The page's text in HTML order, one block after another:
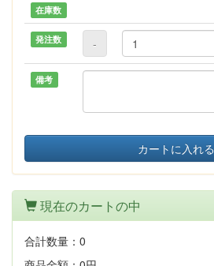
在庫数
発注数 -
備考
カートに入れる
現在のカートの中
合計数量： 0